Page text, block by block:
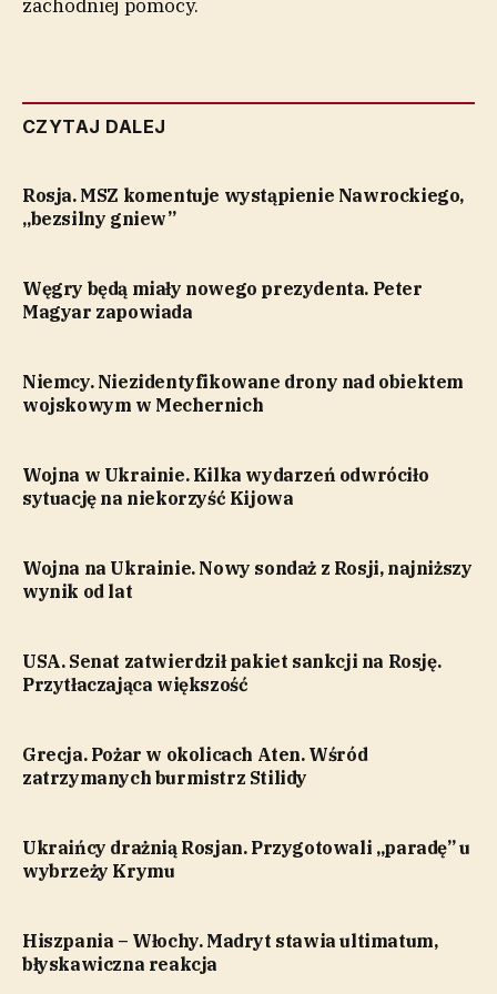
zachodniej pomocy.
CZYTAJ DALEJ
Rosja. MSZ komentuje wystąpienie Nawrockiego,
„bezsilny gniew”
Węgry będą miały nowego prezydenta. Peter
Magyar zapowiada
Niemcy. Niezidentyfikowane drony nad obiektem
wojskowym w Mechernich
Wojna w Ukrainie. Kilka wydarzeń odwróciło
sytuację na niekorzyść Kijowa
Wojna na Ukrainie. Nowy sondaż z Rosji, najniższy
wynik od lat
USA. Senat zatwierdził pakiet sankcji na Rosję.
Przytłaczająca większość
Grecja. Pożar w okolicach Aten. Wśród
zatrzymanych burmistrz Stilidy
Ukraińcy drażnią Rosjan. Przygotowali „paradę” u
wybrzeży Krymu
Hiszpania – Włochy. Madryt stawia ultimatum,
błyskawiczna reakcja